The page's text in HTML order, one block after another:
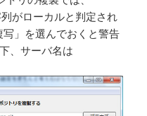
がローカルと判定され
」を選んでおくと警告
、サーバ名は